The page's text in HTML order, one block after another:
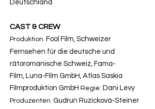
Deutschland
CAST & CREW
Produktion: Fool Film, Schweizer
Fernsehen für die deutsche und
rätoromanische Schweiz, Fama-
Film, Luna-Film GmbH, Atlas Saskia
Filmproduktion GmbH Regie: Dani Levy
Produzenten: Gudrun Ruzicková-Steiner